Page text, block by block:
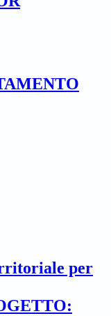
per